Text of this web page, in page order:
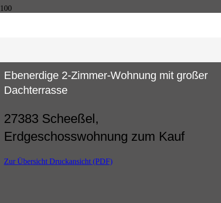
Ebenerdige 2-Zimmer-Wohnung mit großer
Dachterrasse
27383 Scheeßel,
Erdgeschosswohnung zum Kauf
Zur Übersicht Druckansicht (PDF)